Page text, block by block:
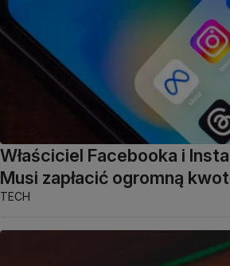
Właściciel Facebooka i
Musi zapłacić ogromną
TECH